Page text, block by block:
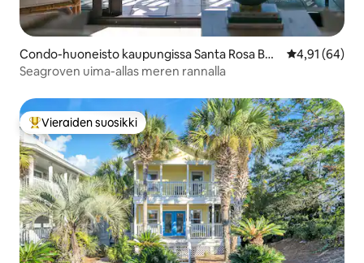
Condo-huoneisto kaupungissa Santa Rosa Bea
ch
4,91 (64)
Seagroven uima-allas meren rannalla
Vieraiden suosikkien parhaimmistoa
Vieraiden suosikki